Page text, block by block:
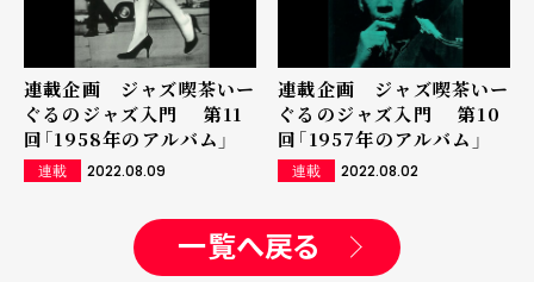
連載企画 ジャズ喫茶いー
ぐるのジャズ入門 第11
回「1958年のアルバム」
連載 2022.08.09
連載企画 ジャズ喫茶いー
ぐるのジャズ入門 第10
回「1957年のアルバム」
連載 2022.08.02
一覧へ戻る